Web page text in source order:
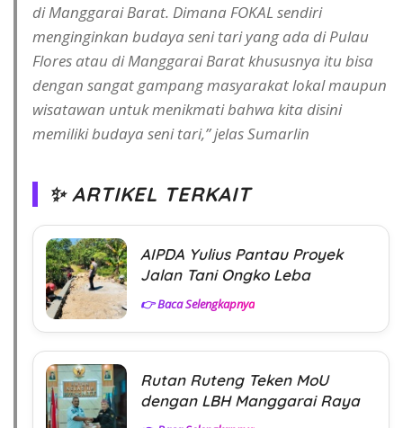
di Manggarai Barat. Dimana FOKAL sendiri
menginginkan budaya seni tari yang ada di Pulau
Flores atau di Manggarai Barat khususnya itu bisa
dengan sangat gampang masyarakat lokal maupun
wisatawan untuk menikmati bahwa kita disini
memiliki budaya seni tari,” jelas Sumarlin
✨ ARTIKEL TERKAIT
AIPDA Yulius Pantau Proyek
Jalan Tani Ongko Leba
👉 Baca Selengkapnya
Rutan Ruteng Teken MoU
dengan LBH Manggarai Raya